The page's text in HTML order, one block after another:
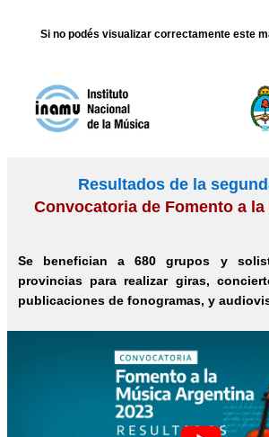
Si no podés visualizar correctamente este
Resultados de la
Convocatoria de Fomento a la
Se benefician a 680 grupos y
provincias para realizar giras,
publicaciones de fonogramas, y